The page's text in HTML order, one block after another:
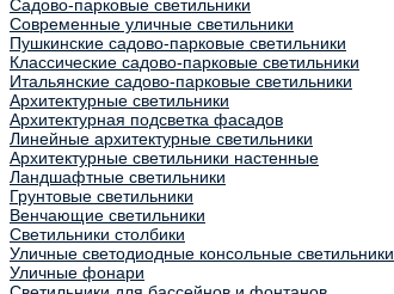
Садово-парковые светильники
Современные уличные светильники
Пушкинские садово-парковые светильники
Классические садово-парковые светильники
Итальянские садово-парковые светильники
Архитектурные светильники
Архитектурная подсветка фасадов
Линейные архитектурные светильники
Архитектурные светильники настенные
Ландшафтные светильники
Грунтовые светильники
Венчающие светильники
Светильники столбики
Уличные светодиодные консольные светильники
Уличные фонари